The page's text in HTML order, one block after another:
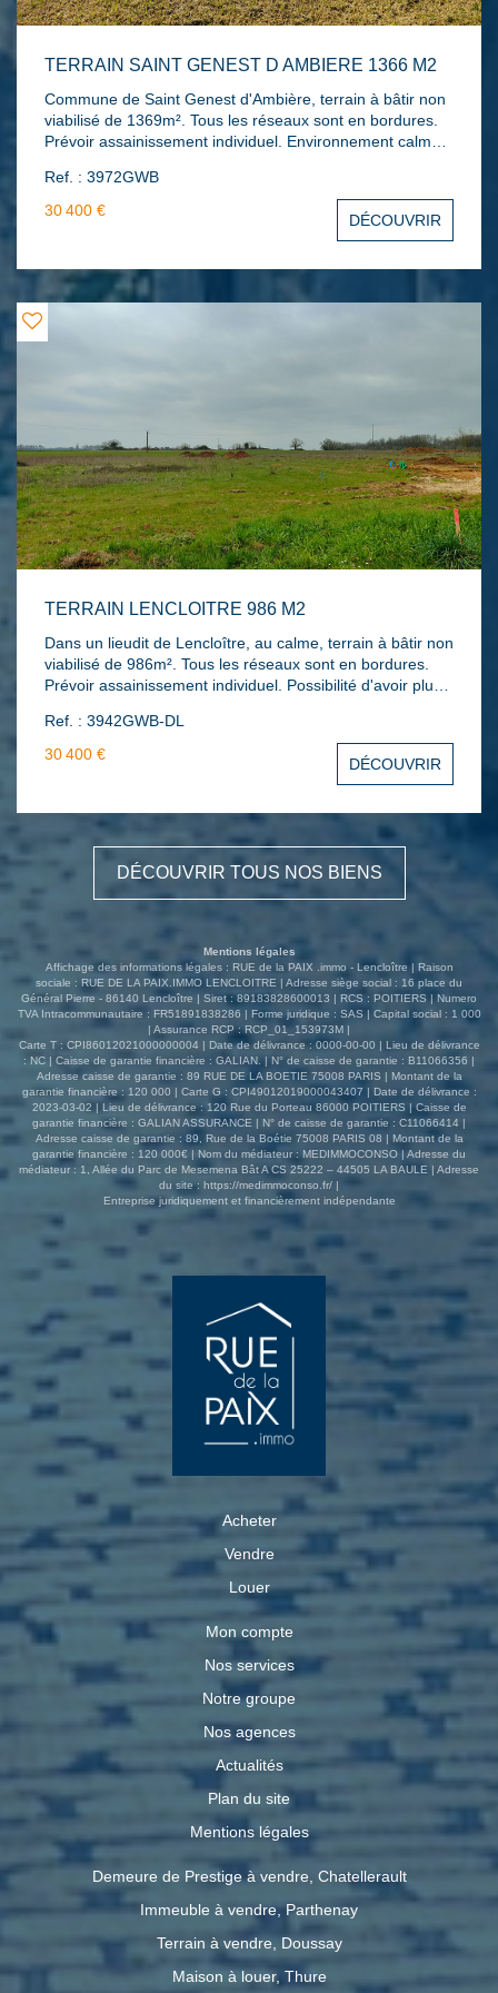
TERRAIN SAINT GENEST D AMBIERE 1366 M2
Commune de Saint Genest d'Ambière, terrain à bâtir non
viabilisé de 1369m². Tous les réseaux sont en bordures.
Prévoir assainissement individuel. Environnement calme
est ouvert du lundi au vendredi de 8h30 à 18h30
sans interruption. #réf 3972GWB. Les informations sur les
risques auxquels ce bien est exposé sont disponibles sur
le site Géorisques : www.georisques.gouv.fr
Ref. : 3972GWB
30 400 €
DÉCOUVRIR
TERRAIN LENCLOITRE 986 M2
Dans un lieudit de Lencloître, au calme, terrain à bâtir non
viabilisé de 986m². Tous les réseaux sont en bordures.
Prévoir assainissement individuel. Possibilité d'avoir plus
ouvert du lundi au vendredi de 8h30 à 18h30
sans interruption. #réf 3942GWB. Les informations sur les
risques auxquels ce bien est exposé sont disponibles sur
le site Géorisques : www.georisques.gouv.fr
Ref. : 3942GWB-DL
30 400 €
DÉCOUVRIR
DÉCOUVRIR TOUS NOS BIENS
Mentions légales
Affichage des informations légales : RUE de la PAIX .immo - Lencloître | Raison
sociale : RUE DE LA PAIX.IMMO LENCLOITRE | Adresse siège social : 16 place du
Général Pierre - 86140 Lencloître | Siret : 89183828600013 | RCS : POITIERS | Numero
TVA Intracommunautaire : FR51891838286 | Forme juridique : SAS | Capital social : 1 000
| Assurance RCP : RCP_01_153973M |
Carte T : CPI86012021000000004 | Date de délivrance : 0000-00-00 | Lieu de délivrance
: NC | Caisse de garantie financière : GALIAN. | N° de caisse de garantie : B11066356 |
Adresse caisse de garantie : 89 RUE DE LA BOETIE 75008 PARIS | Montant de la
garantie financière : 120 000 | Carte G : CPI49012019000043407 | Date de délivrance :
2023-03-02 | Lieu de délivrance : 120 Rue du Porteau 86000 POITIERS | Caisse de
garantie financière : GALIAN ASSURANCE | N° de caisse de garantie : C11066414 |
Adresse caisse de garantie : 89, Rue de la Boétie 75008 PARIS 08 | Montant de la
garantie financière : 120 000€ | Nom du médiateur : MEDIMMOCONSO | Adresse du
médiateur : 1, Allée du Parc de Mesemena Bât A CS 25222 – 44505 LA BAULE | Adresse
du site : https://medimmoconso.fr/ |
Entreprise juridiquement et financièrement indépendante
Acheter
Vendre
Louer
Mon compte
Nos services
Notre groupe
Nos agences
Actualités
Plan du site
Mentions légales
Demeure de Prestige à vendre, Chatellerault
Immeuble à vendre, Parthenay
Terrain à vendre, Doussay
Maison à louer, Thure